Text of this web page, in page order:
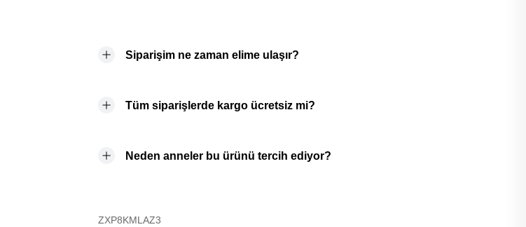
Siparişim ne zaman elime ulaşır?
Tüm siparişlerde kargo ücretsiz mi?
Neden anneler bu ürünü tercih ediyor?
ZXP8KMLAZ3